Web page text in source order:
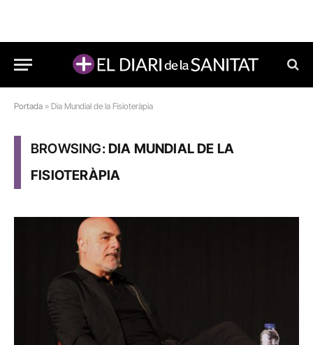
Portada » Dia Mundial de la Fisioteràpia
BROWSING:DIA MUNDIAL DE LA
FISIOTERÀPIA